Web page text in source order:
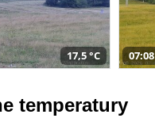
17,5 °C 07:08
temperatury